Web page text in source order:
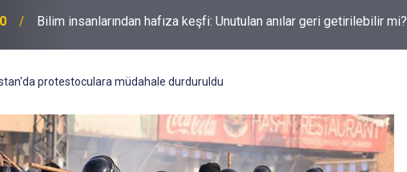
Bilim insanlarından hafıza keşfi: Unutulan anılar geri getirilebilir mi?
protestoculara müdahale durduruldu